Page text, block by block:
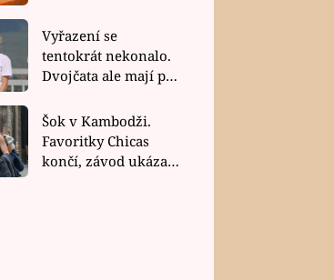
rychlé recepty
Vyřazení se
tentokrát nekonalo.
Dvojčata ale mají po
závodu nůž na krku
Šok v Kambodži.
Favoritky Chicas
končí, závod ukázal